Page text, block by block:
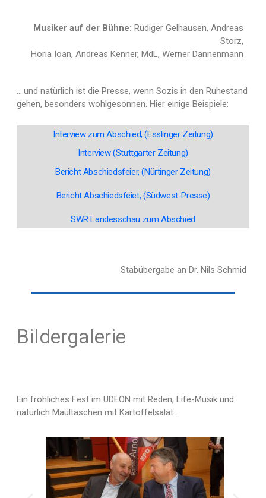
Musiker auf der Bühne: Rüdiger Gelhausen, Andreas
Storz,
Horia Ioan, Andreas Kenner, MdL, Werner Dannenmann
….und natürlich ist die Presse, wenn Sozis in den Ruhestand
gehen, besonders wohlgesonnen. Hier einige Beispiele:
Interview zum Abschied, (Esslinger Zeitung)
Interview (Stuttgarter Zeitung)
Bericht Abschiedsfeier, (Nürtinger Zeitung)
Bericht Abschiedsfeiet, (Südwest-Presse)
SWR Landesschau zum Abschied
Stabübergabe an Dr. Nils Schmid
Bildergalerie
Ein fröhliches Fest im UDEON mit Reden, Life-Musik und
natürlich Maultaschen mit Kartoffelsalat…